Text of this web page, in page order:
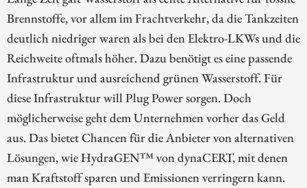
Brennstoffe, vor allem im Frachtverkehr, da die Tankzeiten
deutlich niedriger waren als bei den Elektro-LKWs und die
Reichweite oftmals höher. Dazu benötigt es eine passende
Infrastruktur und ausreichend grünen Wasserstoff. Für
diese Infrastruktur will Plug Power sorgen. Doch
möglicherweise geht dem Unternehmen vorher das Geld
aus. Das bietet Chancen für die Anbieter von alternativen
Lösungen, wie HydraGEN™ von dynaCERT, mit denen
man Kraftstoff sparen und Emissionen verringern kann.